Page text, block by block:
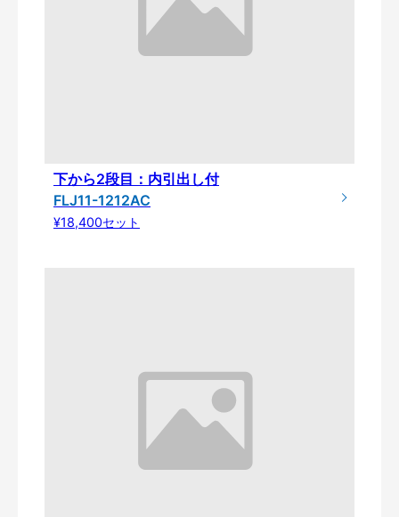
下から2段目：内引出し付
FLJ11-1212AC
¥18,400セット